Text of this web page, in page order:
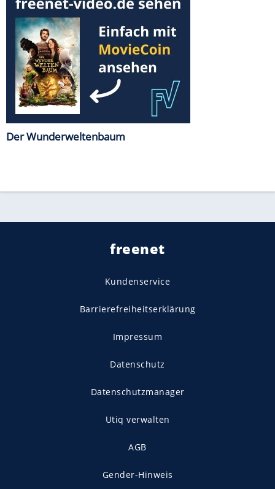
Der Wunderweltenbaum
freenet
Kundenservice
Barrierefreiheitserklärung
Impressum
Datenschutz
Datenschutzmanager
Utiq verwalten
AGB
Gender-Hinweis